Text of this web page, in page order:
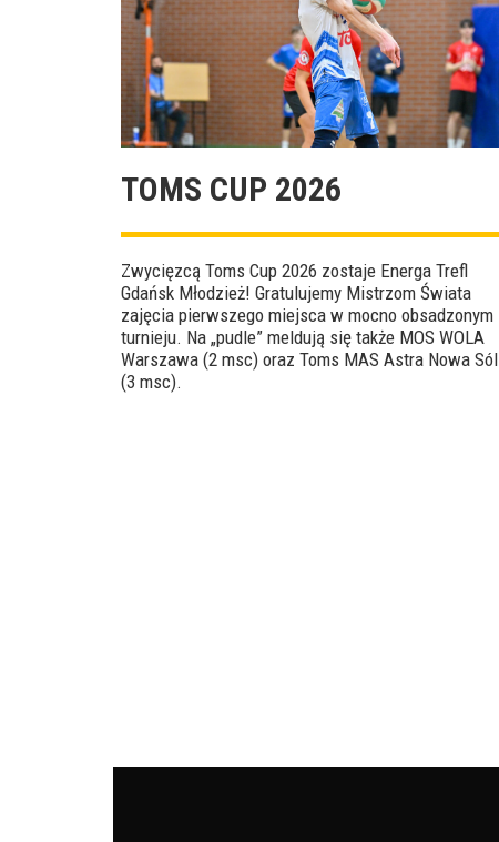
TOMS CUP 2026
Zwycięzcą Toms Cup 2026 zostaje Energa Trefl
Gdańsk Młodzież! Gratulujemy Mistrzom Świata
zajęcia pierwszego miejsca w mocno obsadzonym
turnieju. Na „pudle” meldują się także MOS WOLA
Warszawa (2 msc) oraz Toms MAS Astra Nowa Sól
(3 msc).